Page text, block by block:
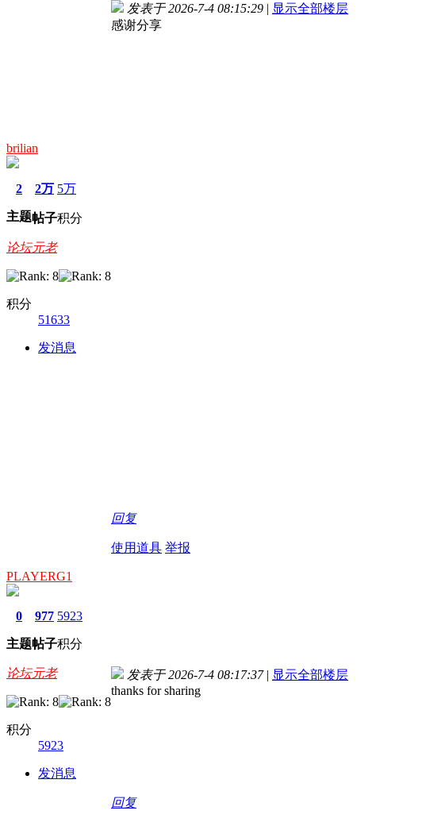
brilian
2
主题
2万
帖子
5万
积分
论坛元老
积分
51633
发消息
发表于 2026-7-4 08:15:29 | 显示全部楼层
感谢分享
回复
使用道具 举报
PLAYERG1
0
主题
977
帖子
5923
积分
论坛元老
积分
5923
发消息
发表于 2026-7-4 08:17:37 | 显示全部楼层
thanks for sharing
回复